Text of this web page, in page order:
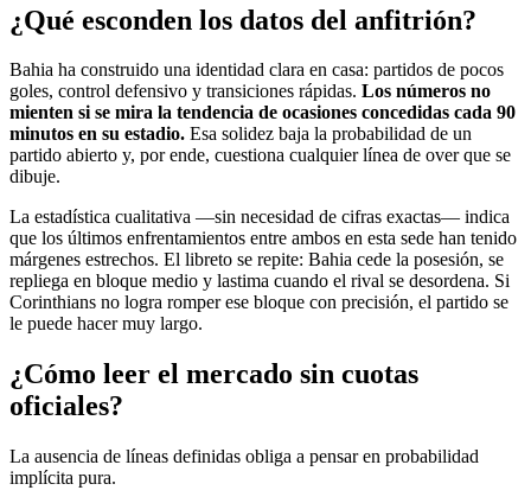
¿Qué esconden los datos del anfitrión?
Bahia ha construido una identidad clara en casa: partidos de pocos
goles, control defensivo y transiciones rápidas. Los números no
mienten si se mira la tendencia de ocasiones concedidas cada 90
minutos en su estadio. Esa solidez baja la probabilidad de un
partido abierto y, por ende, cuestiona cualquier línea de over que se
dibuje.
La estadística cualitativa —sin necesidad de cifras exactas— indica
que los últimos enfrentamientos entre ambos en esta sede han tenido
márgenes estrechos. El libreto se repite: Bahia cede la posesión, se
repliega en bloque medio y lastima cuando el rival se desordena. Si
Corinthians no logra romper ese bloque con precisión, el partido se
le puede hacer muy largo.
¿Cómo leer el mercado sin cuotas
oficiales?
La ausencia de líneas definidas obliga a pensar en probabilidad
implícita pura.